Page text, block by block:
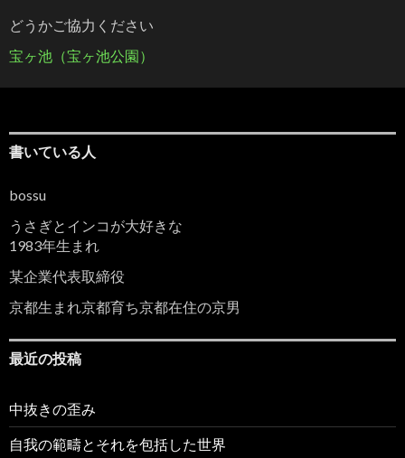
どうかご協力ください
宝ヶ池（宝ヶ池公園）
書いている人
bossu
うさぎとインコが大好きな
1983年生まれ
某企業代表取締役
京都生まれ京都育ち京都在住の京男
最近の投稿
中抜きの歪み
自我の範疇とそれを包括した世界